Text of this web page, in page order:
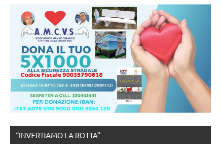
“INVERTIAMO LA ROTTA”